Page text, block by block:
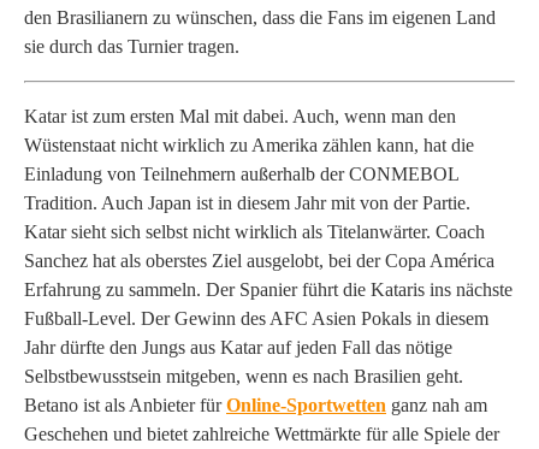
den Brasilianern zu wünschen, dass die Fans im eigenen Land
sie durch das Turnier tragen.
Katar ist zum ersten Mal mit dabei. Auch, wenn man den
Wüstenstaat nicht wirklich zu Amerika zählen kann, hat die
Einladung von Teilnehmern außerhalb der CONMEBOL
Tradition. Auch Japan ist in diesem Jahr mit von der Partie.
Katar sieht sich selbst nicht wirklich als Titelanwärter. Coach
Sanchez hat als oberstes Ziel ausgelobt, bei der Copa América
Erfahrung zu sammeln. Der Spanier führt die Kataris ins nächste
Fußball-Level. Der Gewinn des AFC Asien Pokals in diesem
Jahr dürfte den Jungs aus Katar auf jeden Fall das nötige
Selbstbewusstsein mitgeben, wenn es nach Brasilien geht.
Betano ist als Anbieter fürOnline-Sportwetten ganz nah am
Geschehen und bietet zahlreiche Wettmärkte für alle Spiele der